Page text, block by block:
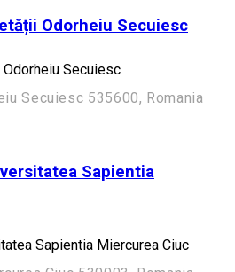
Odorheiu Secuiesc
Secuiesc
Secuiesc 535600, Romania
Sapientia
Sapientia Miercurea Ciuc